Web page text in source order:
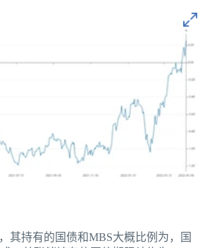
其持有的国债和MBS大概比例为，国